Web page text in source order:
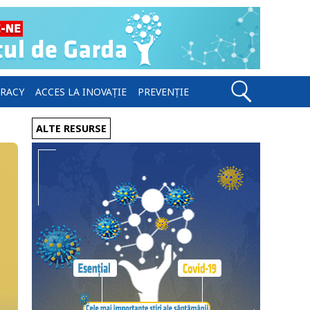
ACCES LA INOVAȚIE PREVENȚIE
ALTE RESURSE